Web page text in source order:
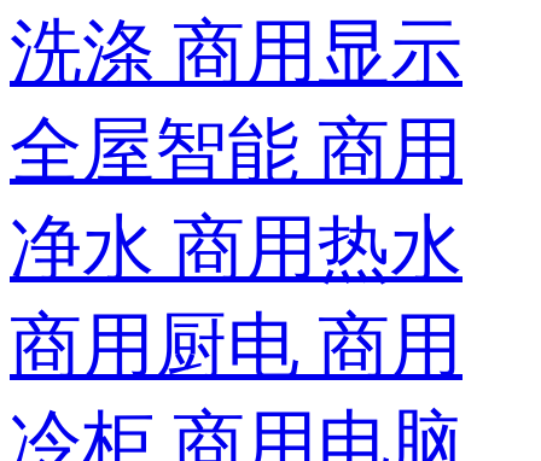
洗涤 商用显示
全屋智能 商用
净水 商用热水
商用厨电 商用
冷柜 商用电脑